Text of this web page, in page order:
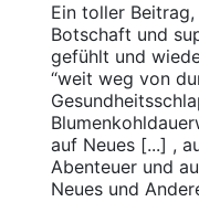
Ein toller
Botschaft und
gefühlt und
“weit weg von
auf Neues [...] ,
Abenteuer und
Neues und